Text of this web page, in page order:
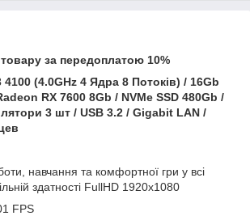
за передоплатою 10%
4100 (4.0GHz 4 Ядра 8 Потоків) / 16Gb
RX 7600 8Gb / NVMe SSD 480Gb /
3 шт / USB 3.2 / Gigabit LAN /
навчання та комфортної гри у всі
здатності FullHD 1920x1080
FPS